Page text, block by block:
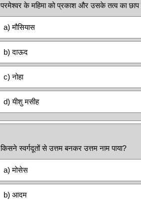
परमेश्वर के महिमा को प्रकाश और उसके तत्व का
a) मौसियास
b) दाऊद
c) नोहा
d) यीशु मसीह
किसने स्वर्गदूतों से उत्तम बनकर उत्तम नाम पाया?
a) मोसेस
b) आदम